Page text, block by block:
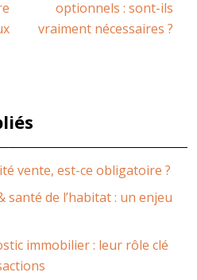
optionnels : sont-ils
vraiment nécessaires ?
vente, est-ce obligatoire ?
de l’habitat : un enjeu
immobilier : leur rôle clé